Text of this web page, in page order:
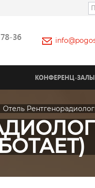
36
КОНФЕРЕНЦ-ЗАЛЫ
Отель